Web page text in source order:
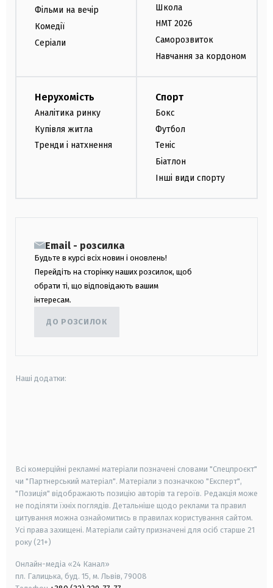
Фільми на вечір
Комедії
Серіали
Школа
НМТ 2026
Саморозвиток
Навчання за кордоном
Нерухомість
Аналітика ринку
Купівля житла
Тренди і натхнення
Спорт
Бокс
Футбол
Теніс
Біатлон
Інші види спорту
Email - розсилка
Будьте в курсі всіх новин і оновлень!
Перейдіть на сторінку наших розсилок, щоб
обрати ті, що відповідають вашим
інтересам.
ДО РОЗСИЛОК
Наші додатки:
Всі комерційні рекламні матеріали позначені словами "Спецпроєкт"
чи "Партнерський матеріал". Матеріали з позначкою "Експерт",
"Позиція" відображають позицію авторів та героїв. Редакція може
не поділяти їхніх поглядів. Детальніше щодо реклами та правил
цитування можна ознайомитись в правилах користування сайтом.
Усі права захищені. Матеріали сайту призначені для осіб старше 21
року (21+)
Онлайн-медіа «24 Канал»
пл. Галицька, буд. 15, м. Львів, 79008